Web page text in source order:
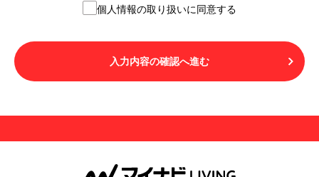
１.本サービスを利用する者（以下「利用者」といいます）
LIVINGご契約にあたり取得する個人情報の取り扱いについ
て」の内容をすべて承諾したものとみなされます。不承諾
の意思表示は、本サービスを利用しないことをもってのみ
用することはできません。
第３条（用語の定義）
個人情報の取り扱いに同意する
入力内容の確認へ進む